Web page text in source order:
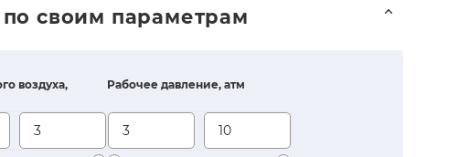
своим параметрам
воздуха,
Рабочее давление, атм